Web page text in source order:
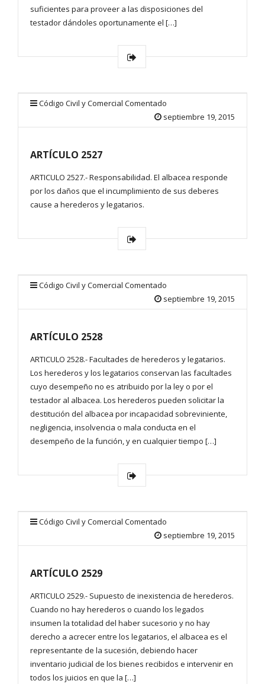
suficientes para proveer a las disposiciones del
testador dándoles oportunamente el […]
Código Civil y Comercial Comentado
septiembre 19, 2015
ARTÍCULO 2527
ARTICULO 2527.- Responsabilidad. El albacea responde
por los daños que el incumplimiento de sus deberes
cause a herederos y legatarios.
Código Civil y Comercial Comentado
septiembre 19, 2015
ARTÍCULO 2528
ARTICULO 2528.- Facultades de herederos y legatarios.
Los herederos y los legatarios conservan las facultades
cuyo desempeño no es atribuido por la ley o por el
testador al albacea. Los herederos pueden solicitar la
destitución del albacea por incapacidad sobreviniente,
negligencia, insolvencia o mala conducta en el
desempeño de la función, y en cualquier tiempo […]
Código Civil y Comercial Comentado
septiembre 19, 2015
ARTÍCULO 2529
ARTICULO 2529.- Supuesto de inexistencia de herederos.
Cuando no hay herederos o cuando los legados
insumen la totalidad del haber sucesorio y no hay
derecho a acrecer entre los legatarios, el albacea es el
representante de la sucesión, debiendo hacer
inventario judicial de los bienes recibidos e intervenir en
todos los juicios en que la […]